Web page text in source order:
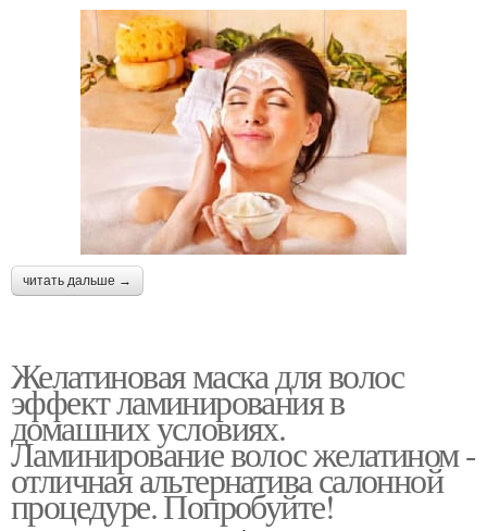
читать дальше →
Желатиновая маска для волос
эффект ламинирования в
домашних условиях.
Ламинирование волос желатином -
отличная альтернатива салонной
процедуре. Попробуйте!